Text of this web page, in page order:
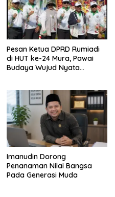
Pesan Ketua DPRD Rumiadi
di HUT ke-24 Mura, Pawai
Budaya Wujud Nyata
Imanudin Dorong
Penanaman Nilai Bangsa
Pada Generasi Muda